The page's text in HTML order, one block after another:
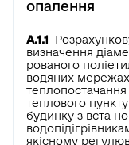
опалення
А.1.1
визначення
рованого
водяних мережах
теплового
будинку з вста­
якісному